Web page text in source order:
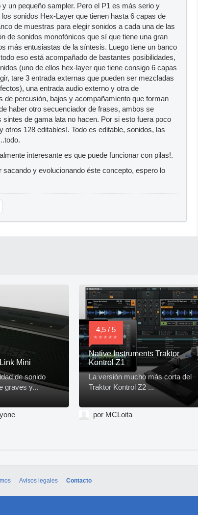
un pequeño sampler. Pero el P1 es más serio y
sonidos Hex-Layer que tienen hasta 6 capas de
de muestras para elegir sonidos a cada una de las
de sonidos monofónicos que sí que tiene una gran
más entusiastas de la síntesis. Luego tiene un banco
eso está acompañado de bastantes posibilidades,
(uno de ellos hex-layer que tiene consigo 6 capas
tare 3 entrada externas que pueden ser mezcladas
una entrada audio externo y otra de
de percusión, bajos y acompañamiento que forman
haber otro secuenciador de frases, ambos se
de gama lata no hacen. Por si esto fuera poco
otros 128 editables!. Todo es editable, sonidos, las
interesante es que puede funcionar con pilas!.
y evolucionando éste concepto, espero lo
Mini
de sonido
graves y...
4,5 / 5
Native Instruments Traktor
Kontrol Z1
La versión mucho más corta del
Traktor Kontrol Z2 ...
por MCLoita
Avisos legales Contacto